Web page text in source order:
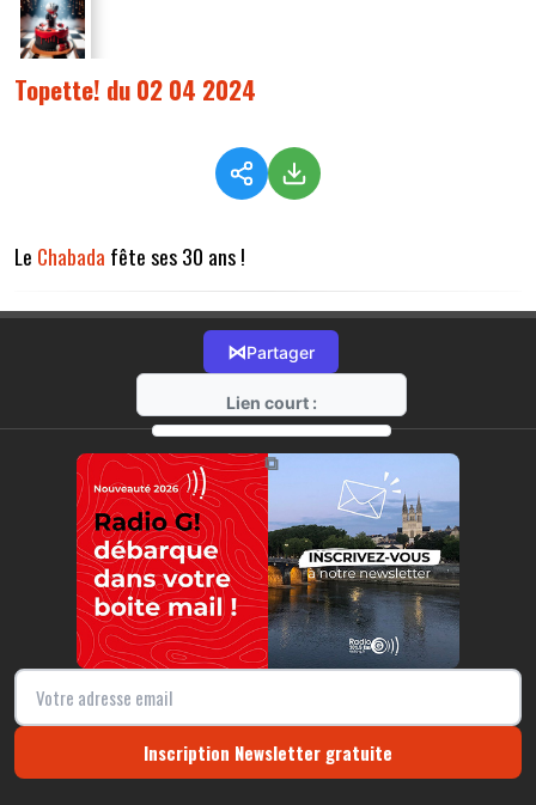
Topette! du 02 04 2024
Le Chabada fête ses 30 ans !
⋈Partager
Lien court :
https://radio-g.fr?14332
⧉
Inscription Newsletter gratuite